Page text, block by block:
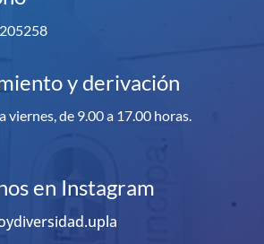
y derivación
viernes, de 9.00 a 17.00 horas.
en Instagram